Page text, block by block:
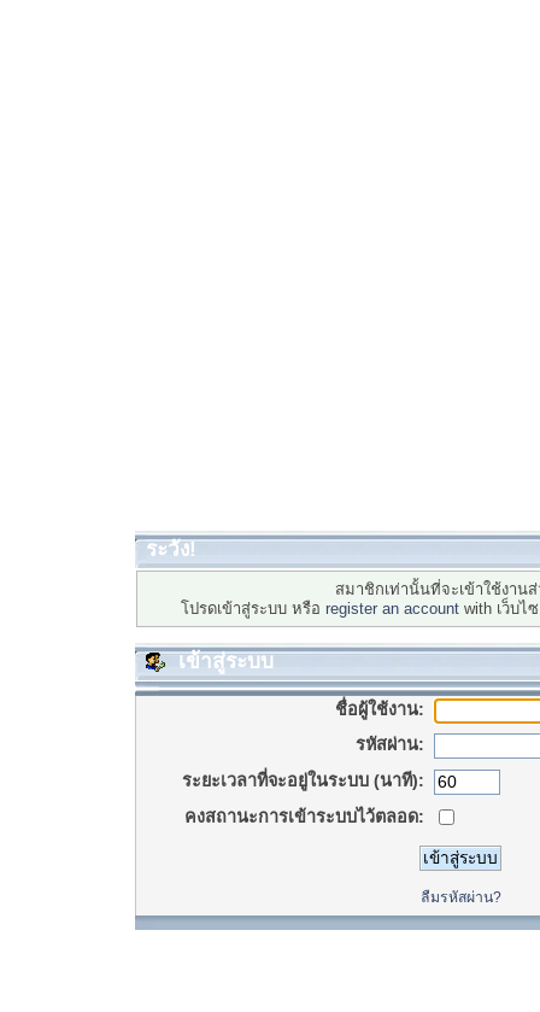
ระวัง!
สมาชิกเท่านั้นที่จะเข้าใช้งาน
โปรดเข้าสู่ระบบ หรือ register an account with เว็บ
เข้าสู่ระบบ
ชื่อผู้ใช้งาน:
รหัสผ่าน:
ระยะเวลาที่จะอยู่ในระบบ (นาที):
คงสถานะการเข้าระบบไว้ตลอด:
ลืมรหัสผ่าน?